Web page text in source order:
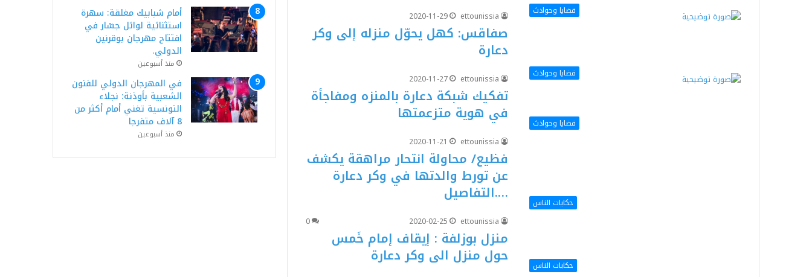
قضايا وحوادث ettounissia
2020-11-29
صفاقس: كهل يحوّل منزله إلى وكر
دعارة
قضايا وحوادث ettounissia
2020-11-27
تفكيك شبكة دعارة بالمنزه ومفاجأة
في هوية متزعمتها
قضايا وحوادث
ettounissia
2020-11-21
فظيع/ محاولة انتحار مراهقة يكشف
عن تورط والدتها في وكر دعارة
….التفاصيل
حكايات الناس
ettounissia
2020-02-25
0
منزل بوزلفة : إيقاف إمام خَمس
حول منزل الى وكر دعارة
حكايات الناس
أمام شبابيك مغلقة: سهرة
استثنائية لوائل جسّار في
افتتاح مهرجان بوقرنين
الدولي.
منذ أسبوعين
في المهرجان الدولي للفنون
الشعبية بأوذنة: نجلاء
التونسية تغني أمام أكثر من
8 آلاف متفرجا
منذ أسبوعين